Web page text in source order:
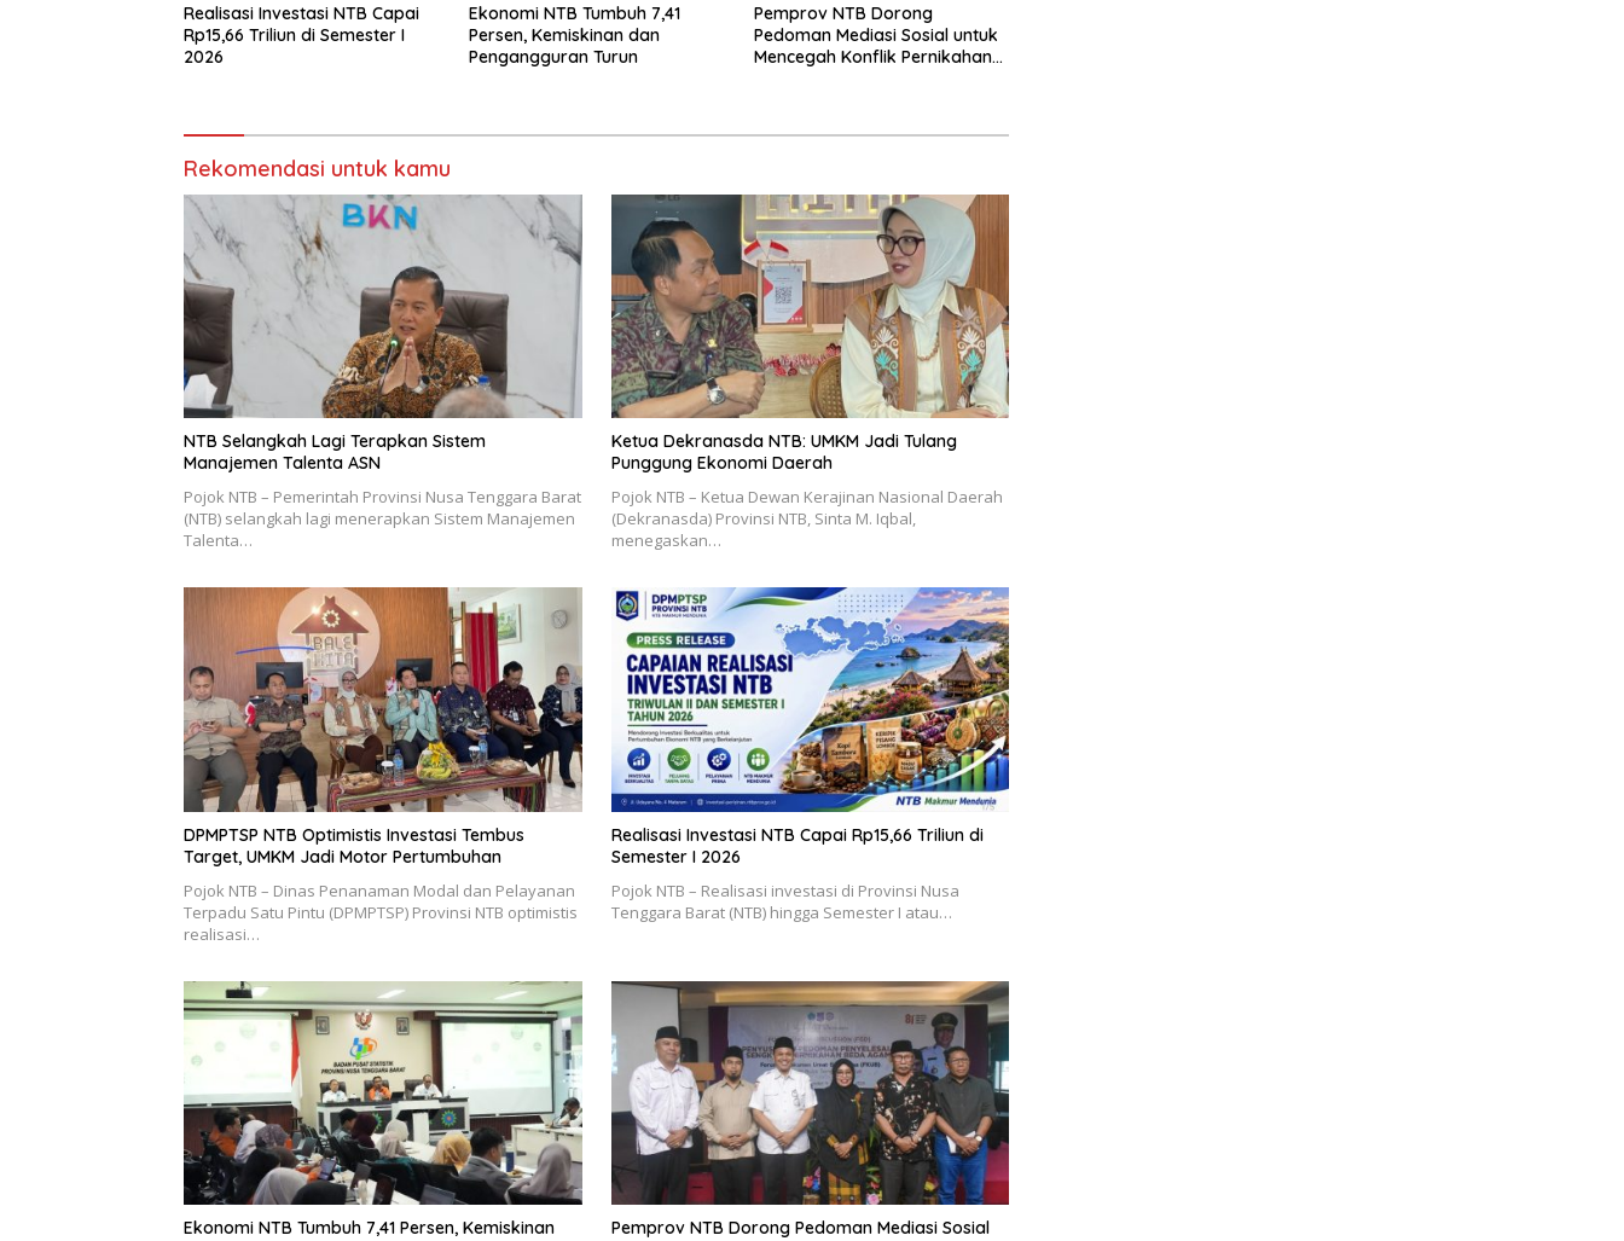
Realisasi Investasi NTB Capai
Rp15,66 Triliun di Semester I
2026
Ekonomi NTB Tumbuh 7,41
Persen, Kemiskinan dan
Pengangguran Turun
Pemprov NTB Dorong
Pedoman Mediasi Sosial untuk
Mencegah Konflik Pernikahan
Rekomendasi untuk kamu
NTB Selangkah Lagi Terapkan Sistem
Manajemen Talenta ASN
Pojok NTB – Pemerintah Provinsi Nusa Tenggara Barat
(NTB) selangkah lagi menerapkan Sistem Manajemen
Talenta…
Ketua Dekranasda NTB: UMKM Jadi Tulang
Punggung Ekonomi Daerah
Pojok NTB – Ketua Dewan Kerajinan Nasional Daerah
(Dekranasda) Provinsi NTB, Sinta M. Iqbal,
menegaskan…
DPMPTSP NTB Optimistis Investasi Tembus
Target, UMKM Jadi Motor Pertumbuhan
Pojok NTB – Dinas Penanaman Modal dan Pelayanan
Terpadu Satu Pintu (DPMPTSP) Provinsi NTB optimistis
realisasi…
Realisasi Investasi NTB Capai Rp15,66 Triliun di
Semester I 2026
Pojok NTB – Realisasi investasi di Provinsi Nusa
Tenggara Barat (NTB) hingga Semester I atau…
Ekonomi NTB Tumbuh 7,41 Persen, Kemiskinan
Pemprov NTB Dorong Pedoman Mediasi Sosial